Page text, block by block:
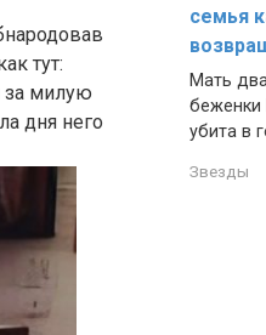
тут:
за милую
дня него
семья
Мать
беженки
убита в
Звезды